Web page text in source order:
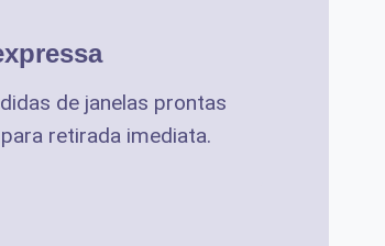
de janelas prontas
retirada imediata.